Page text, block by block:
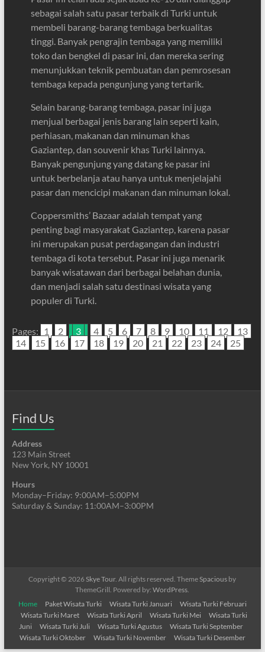
sebagai salah satu pasar terbaik di Turki untuk
membeli barang-barang tembaga berkualitas
tinggi. Banyak pengrajin tembaga yang memiliki
toko dan bengkel di pasar ini, dan mereka sering
menunjukkan teknik pembuatan dan pemrosesan
tembaga kepada pengunjung yang tertarik.
Selain barang-barang tembaga, pasar ini juga
menjual berbagai jenis barang lain seperti kain,
perhiasan, makanan dan minuman khas
Gaziantep, dan souvenir khas Turki lainnya.
Banyak pengunjung yang datang ke pasar ini
untuk berbelanja atau hanya untuk menjelajahi
pasar dan mencicipi makanan dan minuman lokal.
Coppersmiths’ Bazaar adalah tempat yang
penting bagi masyarakat Gaziantep, karena pasar
ini merupakan pusat perdagangan dan industri
tembaga di kota tersebut. Pasar ini juga menarik
banyak wisatawan dari berbagai belahan dunia,
dan menjadi salah satu destinasi wisata yang
populer di Turki.
Pages: 1 2 3 4 5 6 7 8 9 10 11 12
13
14
15 16 17 18 19 20 21 22 23 24 25
Find Us
Address
123 Main Street
New York, NY 10001
Hours
Monday–Friday: 9:00AM–5:00PM
Saturday & Sunday: 11:00AM–3:00PM
Copyright © 2026Skye Tour. All rights reserved. ThemeSpacious by
ThemeGrill. Powered by:WordPress
Home
Paket Wisata Turki Wisata Turki Januari
Wisata Turki Februari
Wisata Turki Maret
Wisata Turki April Wisata Turki Mei
Wisata Turki
Juni
Wisata Turki Juli Wisata Turki Agustus
Wisata Turki September
Wisata Turki Oktober
Wisata Turki November Wisata Turki Desember